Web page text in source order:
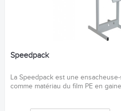
Speedpack
La Speedpack est une
comme matériau du film PE en